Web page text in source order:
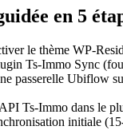
en 5
le thème WP-
Ts-Immo Sync
passerelle Ubiflow
Ts-Immo dans le
initiale